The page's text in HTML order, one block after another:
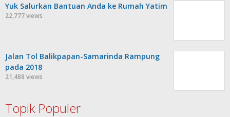
Yuk Salurkan Bantuan Anda ke Rumah Yatim
22,777 views
Jalan Tol Balikpapan-Samarinda Rampung
pada 2018
21,488 views
Topik Populer